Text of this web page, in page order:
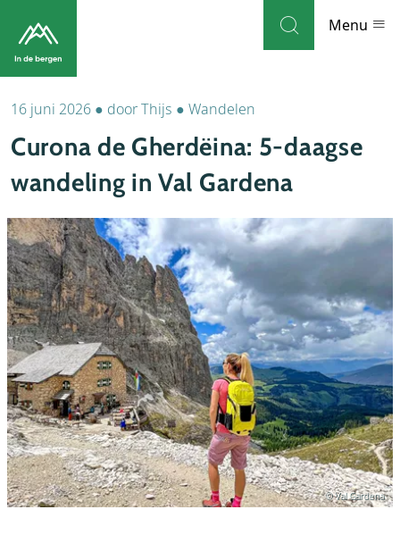
Menu
Bestemmingen
Weblog
Accommodaties
Thema's
Bezienswaardigheden
Tips
16 juni 2026 ● doorThijs ● Wandelen
Curona de Gherdëina: 5-daagse
wandeling in Val Gardena
© Val Gardena